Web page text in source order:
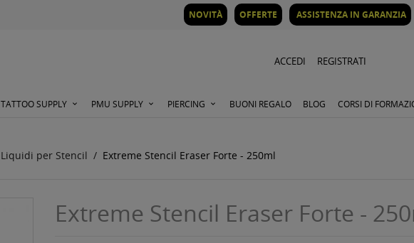
NOVITÀ OFFERTE ASSISTENZA IN GARANZIA
ACCEDI REGISTRATI
TATTOO SUPPLY PMU SUPPLY PIERCING BUONI REGALO BLOG CORSI DI
Liquidi per Stencil Extreme Stencil Eraser Forte - 250ml
Extreme Stencil Eraser Forte -